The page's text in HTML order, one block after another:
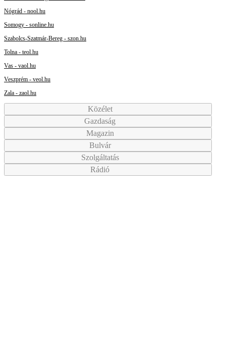
Nógrád - nool.hu
Somogy - sonline.hu
Szabolcs-Szatmár-Bereg - szon.hu
Tolna - teol.hu
Vas - vaol.hu
Veszprém - veol.hu
Zala - zaol.hu
Közélet
Gazdaság
Magazin
Bulvár
Szolgáltatás
Rádió